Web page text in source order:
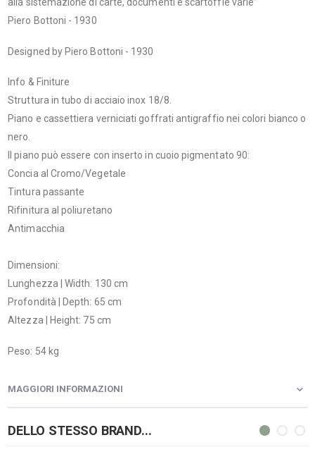
alla sistemazione di carte, documenti e scartoffie varie”
Piero Bottoni - 1930
Designed by Piero Bottoni - 1930
Info & Finiture
Struttura in tubo di acciaio inox 18/8.
Piano e cassettiera verniciati goffrati antigraffio nei colori bianco o
nero.
Il piano può essere con inserto in cuoio pigmentato 90:
Concia al Cromo/Vegetale
Tintura passante
Rifinitura al poliuretano
Antimacchia
Dimensioni:
Lunghezza | Width: 130 cm
Profondità | Depth: 65 cm
Altezza | Height: 75 cm
Peso: 54 kg
MAGGIORI INFORMAZIONI
DELLO STESSO BRAND...